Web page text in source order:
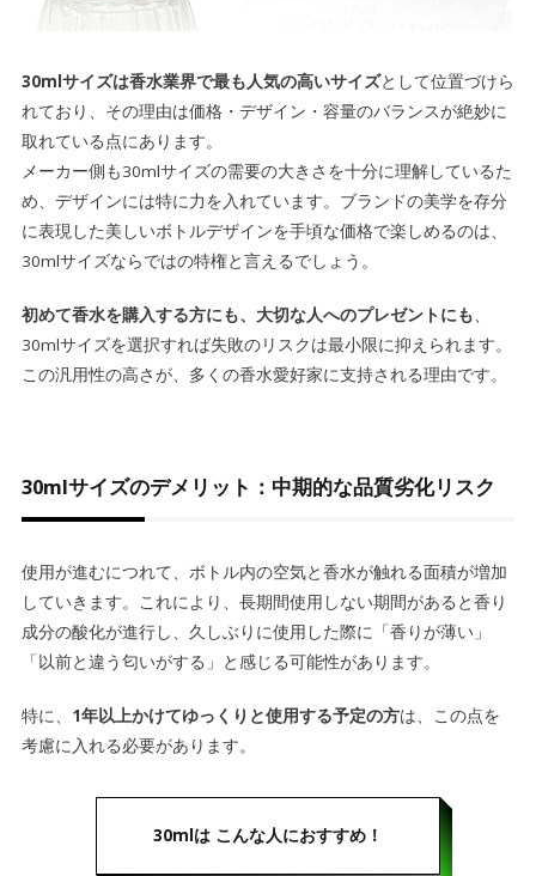
30mlサイズは香水業界で最も人気の高いサイズとして位置づけら
れており、その理由は価格・デザイン・容量のバランスが絶妙に
取れている点にあります。
メーカー側も30mlサイズの需要の大きさを十分に理解しているた
め、デザインには特に力を入れています。ブランドの美学を存分
に表現した美しいボトルデザインを手頃な価格で楽しめるのは、
30mlサイズならではの特権と言えるでしょう。
初めて香水を購入する方にも、大切な人へのプレゼントにも、
30mlサイズを選択すれば失敗のリスクは最小限に抑えられます。
この汎用性の高さが、多くの香水愛好家に支持される理由です。
30mlサイズのデメリット：中期的な品質劣化リスク
使用が進むにつれて、ボトル内の空気と香水が触れる面積が増加
していきます。これにより、長期間使用しない期間があると香り
成分の酸化が進行し、久しぶりに使用した際に「香りが薄い」
「以前と違う匂いがする」と感じる可能性があります。
特に、 1年以上かけてゆっくりと使用する予定の方は、この点を
考慮に入れる必要があります。
30mlは こんな人におすすめ！